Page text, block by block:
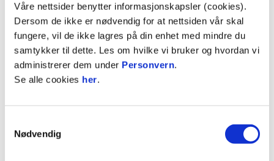
Våre nettsider benytter informasjonskapsler (cookies).
Dersom de ikke er nødvendig for at nettsiden vår skal
fungere, vil de ikke lagres på din enhet med mindre du
samtykker til dette. Les om hvilke vi bruker og hvordan vi
administrerer dem under Personvern.
Se alle cookies her.
Nødvendig
Nasjonal G15 sluttspill høst gruppe C - 2026
LILLESTRØM - KFUM
12.09. 13:00
#3
LSK-hallen
Nasjonal G15 sluttspill høst gruppe B - 2026
TROMSØ -ÅSANE
Romssa Arena